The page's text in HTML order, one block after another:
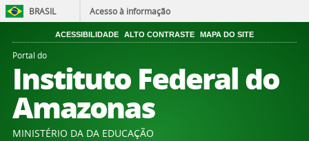
BRASIL Acesso à informação
ACESSIBILIDADE ALTO CONTRASTE MAPA DO SITE
Portal do
Instituto Federal do
Amazonas
MINISTÉRIO DA DA EDUCAÇÃO